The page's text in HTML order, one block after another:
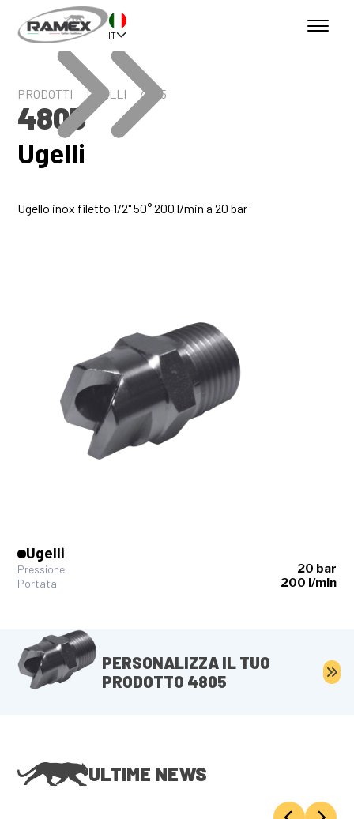
IT
PRODOTTI UGELLI 4805
4805
Ugelli
Ugello inox filetto 1/2" 50° 200 l/min a 20 bar
Ugelli
Pressione 20 bar
Portata 200 l/min
PERSONALIZZA IL TUO
PRODOTTO 4805
ULTIME NEWS